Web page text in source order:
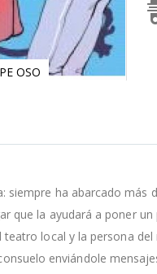
OSO
siempre ha abarcado
que la ayudará a poner
local y la persona
enviándole